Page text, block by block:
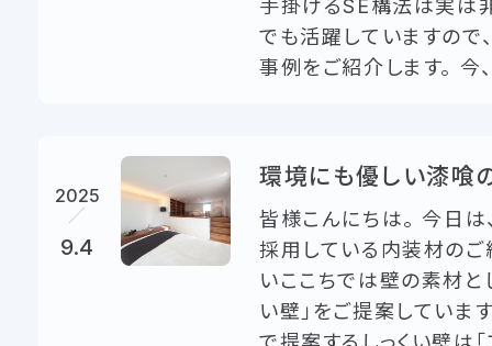
手掛けるSE構法は実は
でも活躍していますので
事例をご紹介します。 今
2025
9.4
環境にも優しい漆喰
皆様こんにちは。 今日は
採用している内装材のご
いここちでは壁の素材と
い壁」をご提案していま